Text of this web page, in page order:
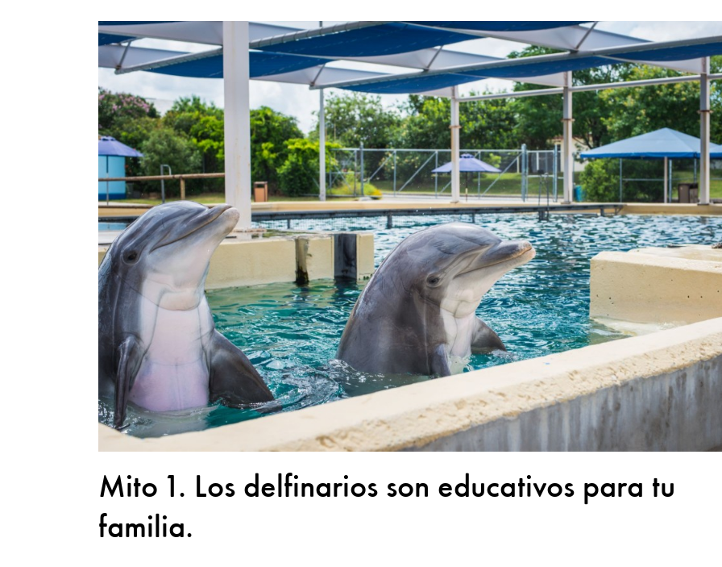
Mito 1. Los delfinarios son educativos para tu
familia.